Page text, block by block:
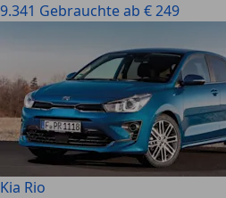
9.341 Gebrauchte ab € 249
Kia Rio